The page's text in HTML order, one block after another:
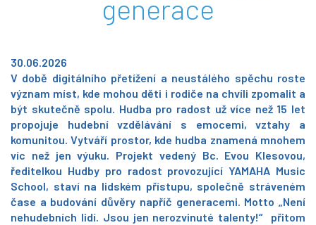
generace
30.06.2026
V době digitálního přetížení a neustálého spěchu roste
význam míst, kde mohou děti i rodiče na chvíli zpomalit a
být skutečně spolu. Hudba pro radost už více než 15 let
propojuje hudební vzdělávání s emocemi, vztahy a
komunitou. Vytváří prostor, kde hudba znamená mnohem
víc než jen výuku. Projekt vedený Bc. Evou Klesovou,
ředitelkou Hudby pro radost provozující YAMAHA Music
School, staví na lidském přístupu, společně stráveném
čase a budování důvěry napříč generacemi. Motto „Není
nehudebních lidí. Jsou jen nerozvinuté talenty!“ přitom